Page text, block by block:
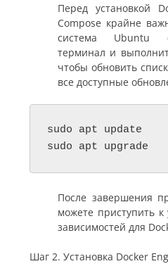
Перед установкой
Compose крайне
система Ubuntu
терминал и
чтобы обновить
все доступные
sudo apt update
sudo apt upgrade
После завершения
можете приступить к
зависимостей для
Шаг 2. Установка Docker